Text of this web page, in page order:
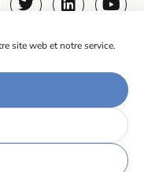
site web et notre service.
politique